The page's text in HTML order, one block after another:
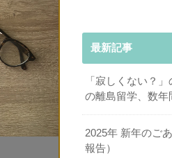
最新記事
「寂しくない？
の離島留学、数年
2025年 新年のご
報告）